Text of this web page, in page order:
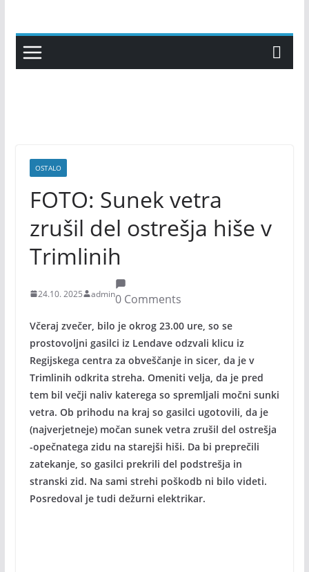
content
OSTALO
FOTO: Sunek vetra
zrušil del ostrešja hiše v
Trimlinih
24.10. 2025 admin0 Comments
Včeraj zvečer, bilo je okrog 23.00 ure, so se
prostovoljni gasilci iz Lendave odzvali klicu iz
Regijskega centra za obveščanje in sicer, da je v
Trimlinih odkrita streha. Omeniti velja, da je pred
tem bil večji naliv katerega so spremljali močni sunki
vetra. Ob prihodu na kraj so gasilci ugotovili, da je
(najverjetneje) močan sunek vetra zrušil del ostrešja
-opečnatega zidu na starejši hiši. Da bi preprečili
zatekanje, so gasilci prekrili del podstrešja in
stranski zid. Na sami strehi poškodb ni bilo videti.
Posredoval je tudi dežurni elektrikar.